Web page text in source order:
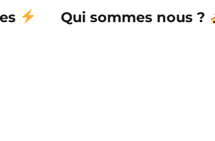
Qui sommes nous ?